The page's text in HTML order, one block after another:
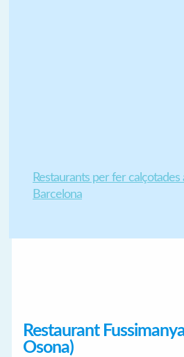
Restaurants per fer calçotades
Barcelona
Restaurant
Osona)